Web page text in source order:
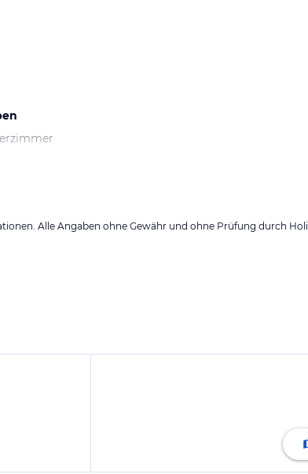
Alle Angaben ohne Gewähr und ohne Prüfung durch